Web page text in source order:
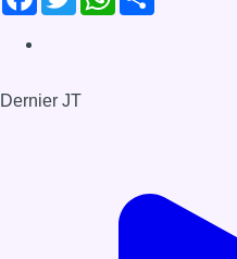
Dernier JT